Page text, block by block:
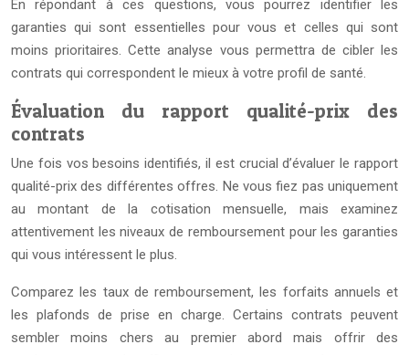
En répondant à ces questions, vous pourrez identifier les
garanties qui sont essentielles pour vous et celles qui sont
moins prioritaires. Cette analyse vous permettra de cibler les
contrats qui correspondent le mieux à votre profil de santé.
Évaluation du rapport qualité-prix des
contrats
Une fois vos besoins identifiés, il est crucial d’évaluer le rapport
qualité-prix des différentes offres. Ne vous fiez pas uniquement
au montant de la cotisation mensuelle, mais examinez
attentivement les niveaux de remboursement pour les garanties
qui vous intéressent le plus.
Comparez les taux de remboursement, les forfaits annuels et
les plafonds de prise en charge. Certains contrats peuvent
sembler moins chers au premier abord mais offrir des